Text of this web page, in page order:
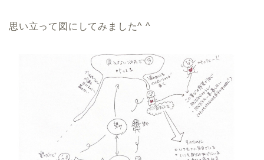
思い立って図にしてみました^ ^